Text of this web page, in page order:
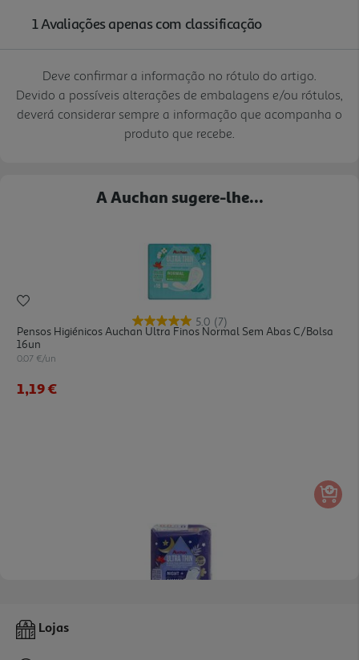
Deve confirmar a informação no rótulo do artigo.
Devido a possíveis alterações de embalagens e/ou rótulos,
deverá considerar sempre a informação que acompanha o
produto que recebe.
A Auchan sugere-lhe...
5.0 (7)
Pensos Higiénicos Auchan Ultra Finos Normal Sem Abas C/bolsa
16un
0.07 €/un
1,19 €
Pensos Higiénicos Auchan Ultra Finos Noite+ C/abas Bolsa 9un
Lojas